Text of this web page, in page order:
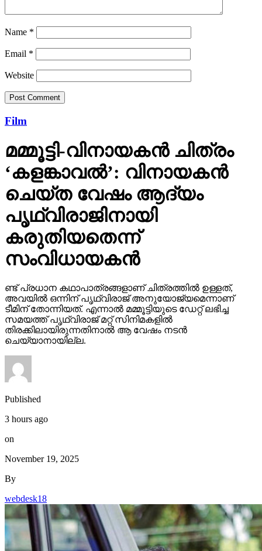
Name *
Email *
Website
Film
മമ്മൂട്ടി-വിനായകന്‍ ചിത്രം
‘കളങ്കാവല്‍’: വിനായകന്‍
ചെയ്ത വേഷം ആദ്യം
പൃഥ്വിരാജിനായി
കരുതിയതെന്ന്
സംവിധായകന്‍
ണ്ട് പ്രധാന കഥാപാത്രങ്ങളാണ് ചിത്രത്തില്‍ ഉള്ളത്,
അവയില്‍ ഒന്നിന് പൃഥ്വിരാജ് അനുയോജ്യമെന്നാണ്
ടീമിന് തോന്നിയത്. എന്നാല്‍ മമ്മൂട്ടിയുടെ ഡേറ്റ് ലഭിച്ച
സമയത്ത് പൃഥ്വിരാജ് മറ്റ് സിനിമകളില്‍
തിരക്കിലായിരുന്നതിനാല്‍ ആ വേഷം നടന്‍
ചെയ്യാനായില്ല.
Published
3 hours ago
on
November 19, 2025
By
webdesk18